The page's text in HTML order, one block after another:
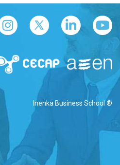
Inenka Business School ®